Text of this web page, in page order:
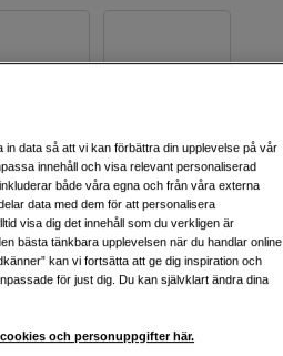
72 mm 55 mm
in data så att vi kan förbättra din upplevelse på vår
innehåll och visa relevant personaliserad
både våra egna och från våra externa
data med dem för att personalisera
visa dig det innehåll som du verkligen är
bästa tänkbara upplevelsen när du handlar
kan vi fortsätta att ge dig inspiration och
för just dig. Du kan självklart ändra dina
och personuppgifter här.